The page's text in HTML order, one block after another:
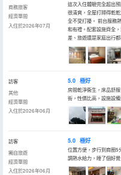
商務旅客
經濟單間
入住於2026年07月
這次入住體驗完全超出
很清爽，全屋打掃得乾
全不受打擾。 前台服務
和有禮。配套設施齊全
差、旅遊還是家庭出行
訪客
其他
經濟單間
入住於2026年06月
5.0 極好
房間乾淨衞生，床品舒
街，性價比高，設施設
訪客
獨自旅遊
經濟單間
入住於2026年06月
5.0 極好
位置方便，步行到商圈5
調熱水給力，睡了個好